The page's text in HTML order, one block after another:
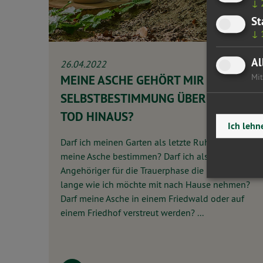
26.04.2022
MEINE ASCHE GEHÖRT MIR –
SELBSTBESTIMMUNG ÜBER DEN
TOD HINAUS?
Darf ich meinen Garten als letzte Ruhestätte für
meine Asche bestimmen? Darf ich als
Angehöriger für die Trauerphase die Urne so
lange wie ich möchte mit nach Hause nehmen?
Darf meine Asche in einem Friedwald oder auf
einem Friedhof verstreut werden? ...
↓
↓
Ich